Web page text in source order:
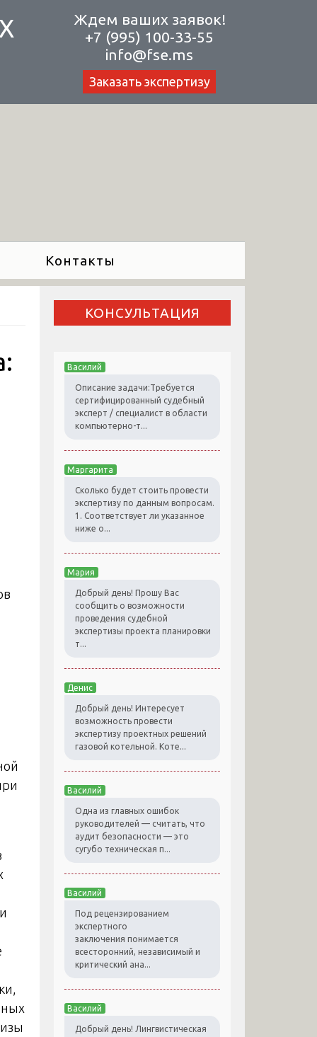
Ждем ваших заявок!
+7 (995) 100-33-55
info@fse.ms
Заказать экспертизу
Контакты
КОНСУЛЬТАЦИЯ
Василий
Описание задачи:Требуется
сертифицированный судебный
эксперт / специалист в области
компьютерно-т...
Маргарита
Сколько будет стоить провести
экспертизу по данным вопросам.
1. Соответствует ли указанное
ниже о...
Мария
Добрый день! Прошу Вас
сообщить о возможности
проведения судебной
экспертизы проекта планировки
т...
Денис
Добрый день! Интересует
возможность провести
экспертизу проектных решений
газовой котельной. Коте...
Василий
Одна из главных ошибок
руководителей — считать, что
аудит безопасности — это
сугубо техническая п...
Василий
Под рецензированием
экспертного
заключения понимается
всесторонний, независимый и
критический ана...
Василий
Добрый день! Лингвистическая